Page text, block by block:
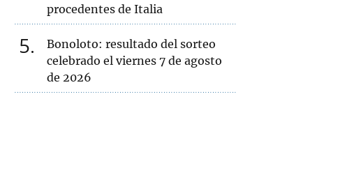
procedentes de Italia
5
Bonoloto: resultado del sorteo
celebrado el viernes 7 de agosto
de 2026